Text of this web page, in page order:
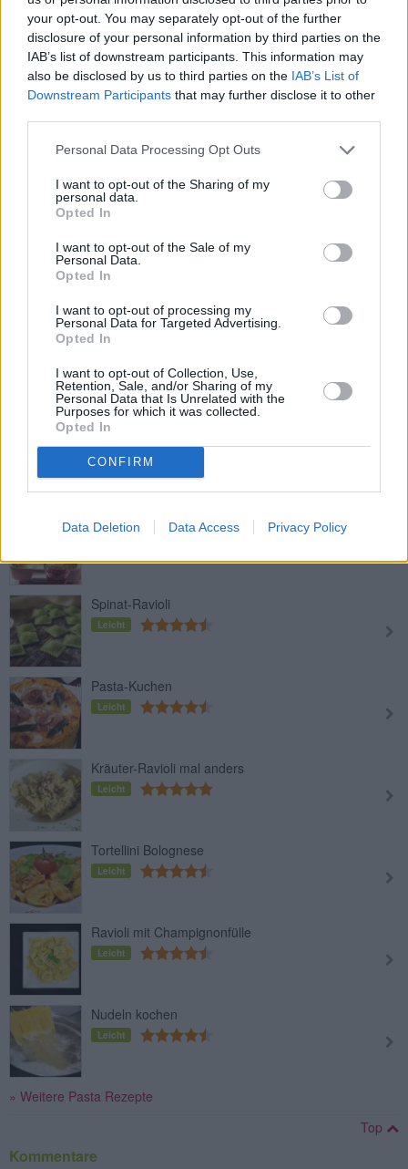
your opt-out. You may separately opt-out of the further
disclosure of your personal information by third parties on the
IAB’s list of downstream participants. This information may
also be disclosed by us to third parties on the IAB’s List of
Downstream Participants that may further disclose it to other
Personal Data Processing Opt Outs
I want to opt-out of the Sharing of my
personal data.
Opted In
I want to opt-out of the Sale of my
Personal Data.
Opted In
I want to opt-out of processing my
Personal Data for Targeted Advertising.
Opted In
I want to opt-out of Collection, Use,
Retention, Sale, and/or Sharing of my
Personal Data that Is Unrelated with the
Purposes for which it was collected.
Opted In
CONFIRM
Data Deletion Data Access Privacy Policy
Bärlauch-Teigtaschen
Leicht
Bandnudeln mit Spinat und Lachs
Leicht
Pasta Genovese mit getrocknete
Leicht
Leicht
Leicht
Vegetarisch gefüllte Cannelloni
Spinat-Ravioli
Leicht
Pasta-Kuchen
Leicht
Kräuter-Ravioli mal anders
Leicht
Tortellini Bolognese
Leicht
Ravioli mit Champignonfülle
Leicht
Nudeln kochen
Leicht
» Weitere Pasta Rezepte
Top
Kommentare